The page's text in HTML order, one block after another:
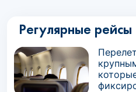
Регулярные рейсы